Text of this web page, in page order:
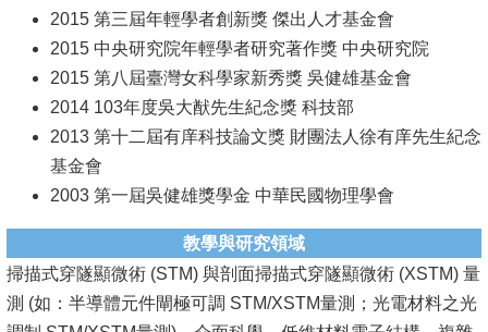
覽
聯
2015 第三屆年輕學者創新獎 傑出人才基金會
2015 中央研究院年輕學者研究著作獎 中央研究院
2015 第八屆臺灣女科學家新秀獎 吳健雄基金會
2014 103年度吳大猷先生紀念獎 科技部
2013 第十二屆有庠科技論文獎 財團法人徐有庠先生紀念
基金會
2003 第一屆吳健雄獎學金 中華民國物理學會
教學與研究領域
掃描式穿隧顯微術 (STM) 與剖面掃描式穿隧顯微術 (XSTM) 量
測 (如：半導體元件閘極可調 STM/XSTM量測；光電材料之光